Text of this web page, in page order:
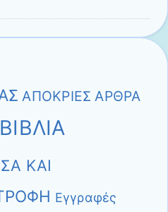
ΑΠΟΚΡΙΕΣ ΑΡΘΡΑ
ΒΙΒΛΙΑ
ΚΑΙ
Εγγραφές